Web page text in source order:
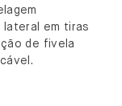
lateral em tiras
de fivela